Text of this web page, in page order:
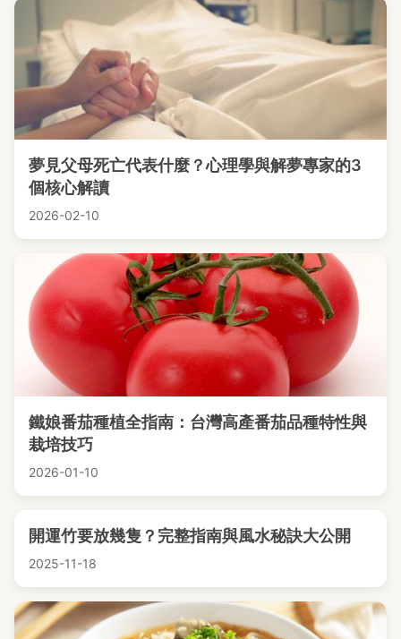
夢見父母死亡代表什麼？心理學與解夢專家的3
個核心解讀
2026-02-10
鐵娘番茄種植全指南：台灣高產番茄品種特性與
栽培技巧
2026-01-10
開運竹要放幾隻？完整指南與風水秘訣大公開
2025-11-18